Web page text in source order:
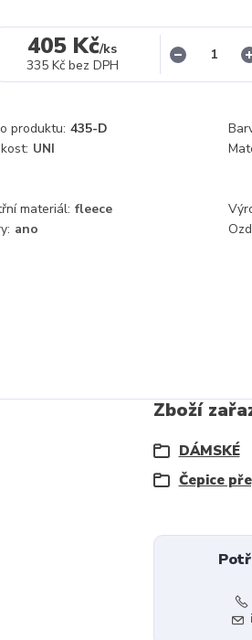
405 Kč/ks
335 Kč bez DPH
produktu: 435-D
UNI
materiál: fleece
ano
Zboží
DÁMSKÉ
Čepice